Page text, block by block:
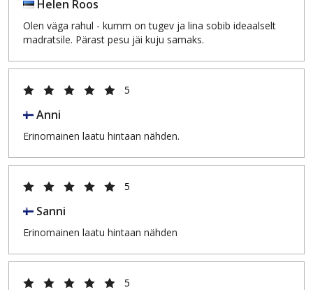
Helen Roos
Olen väga rahul - kumm on tugev ja lina sobib ideaalselt
madratsile. Pärast pesu jäi kuju samaks.
5
Anni
Erinomainen laatu hintaan nähden.
5
Sanni
Erinomainen laatu hintaan nähden
5